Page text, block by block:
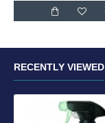
RECENTLY VIEWED